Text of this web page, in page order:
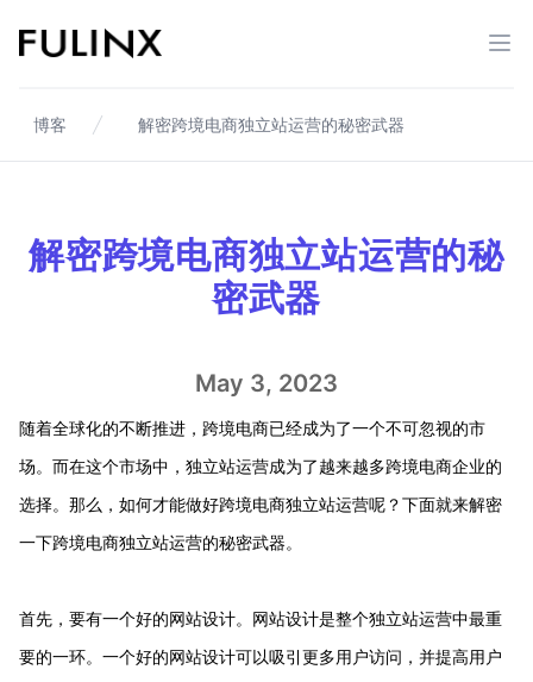
Fulinx-跨境电商独立站自建站平台
打
博客 解密跨境电商独立站运营的秘密武器
解密跨境电商独立站运营的秘
密武器
May 3, 2023
随着全球化的不断推进，跨境电商已经成为了一个不可忽视的市
场。而在这个市场中，独立站运营成为了越来越多跨境电商企业的
选择。那么，如何才能做好跨境电商独立站运营呢？下面就来解密
一下跨境电商独立站运营的秘密武器。
首先，要有一个好的网站设计。网站设计是整个独立站运营中最重
要的一环。一个好的网站设计可以吸引更多用户访问，并提高用户